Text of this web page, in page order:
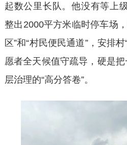
起数公里长队。他没有等上
整出2000平方米临时停车场
区”和“村民便民通道”，安排
愿者全天候值守疏导，硬是把
层治理的“高分答卷”。